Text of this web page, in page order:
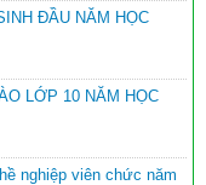
TUYỂN VÀO LỚP
ĐẦU NĂM HỌC
LỚP 10 NĂM HỌC
nghiệp viên chức năm